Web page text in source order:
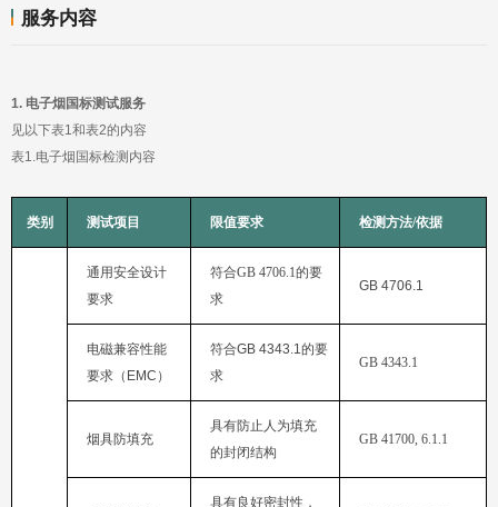
服务内容
1. 电子烟国标测试服务
见以下表1和表2的内容
表1.电子烟国标检测内容
类别 测试项目 限值要求 检测方法/依据
要求
符合GB 4706.1
求
GB 4706.1
要求（ EMC ）
符合GB 4343.1
求
GB 4343.1
烟具防填充
的封闭结构
GB 41700, 6.1.1